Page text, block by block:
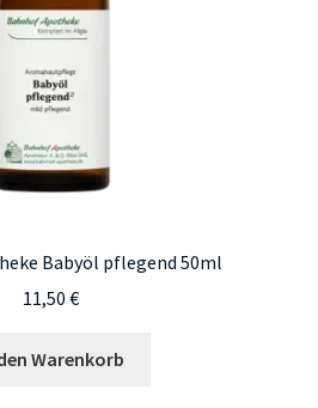
Babyöl pflegend 50ml
11,50 €
Warenkorb